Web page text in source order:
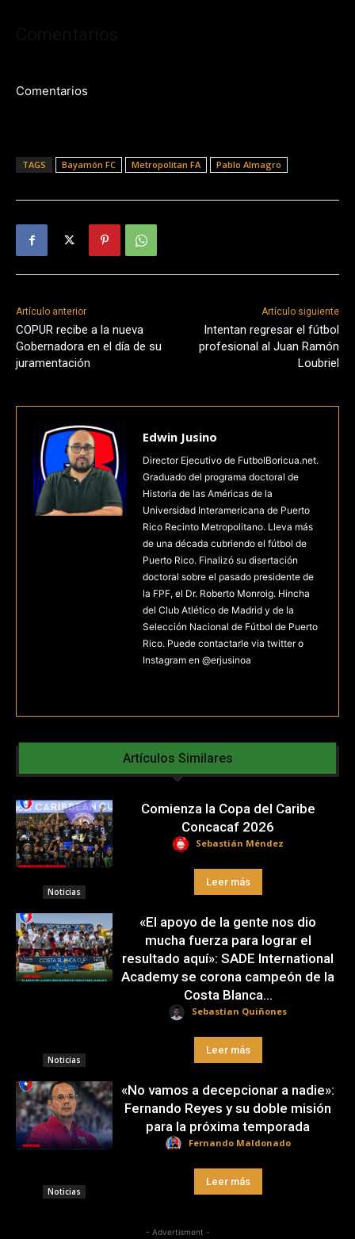
Comentarios
TAGS Bayamón FC Metropolitan FA Pablo Almagro
Artículo anterior
COPUR recibe a la nueva
Gobernadora en el día de su
juramentación
Artículo siguiente
Intentan regresar el fútbol
profesional al Juan Ramón
Loubriel
Edwin Jusino
Director Ejecutivo de FutbolBoricua.net.
Graduado del programa doctoral de
Historia de las Américas de la
Universidad Interamericana de Puerto
Rico Recinto Metropolitano. Lleva más
de una década cubriendo el fútbol de
Puerto Rico. Finalizó su disertación
doctoral sobre el pasado presidente de
la FPF, el Dr. Roberto Monroig. Hincha
del Club Atlético de Madrid y de la
Selección Nacional de Fútbol de Puerto
Rico. Puede contactarle via twitter o
Instagram en @erjusinoa
Artículos Similares
Noticias
Comienza la Copa del Caribe
Concacaf 2026
Sebastián Méndez
Leer más
Noticias
«El apoyo de la gente nos dio
mucha fuerza para lograr el
resultado aquí»: SADE International
Academy se corona campeón de la
Costa Blanca...
Sebastian Quiñones
Leer más
Noticias
«No vamos a decepcionar a nadie»:
Fernando Reyes y su doble misión
para la próxima temporada
Fernando Maldonado
Leer más
- Advertisment -